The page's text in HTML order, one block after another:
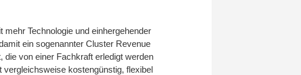
Technologie und einhergehender
ein sogenannter Cluster Revenue
die von einer Fachkraft erledigt werden
kostengünstig, flexibel